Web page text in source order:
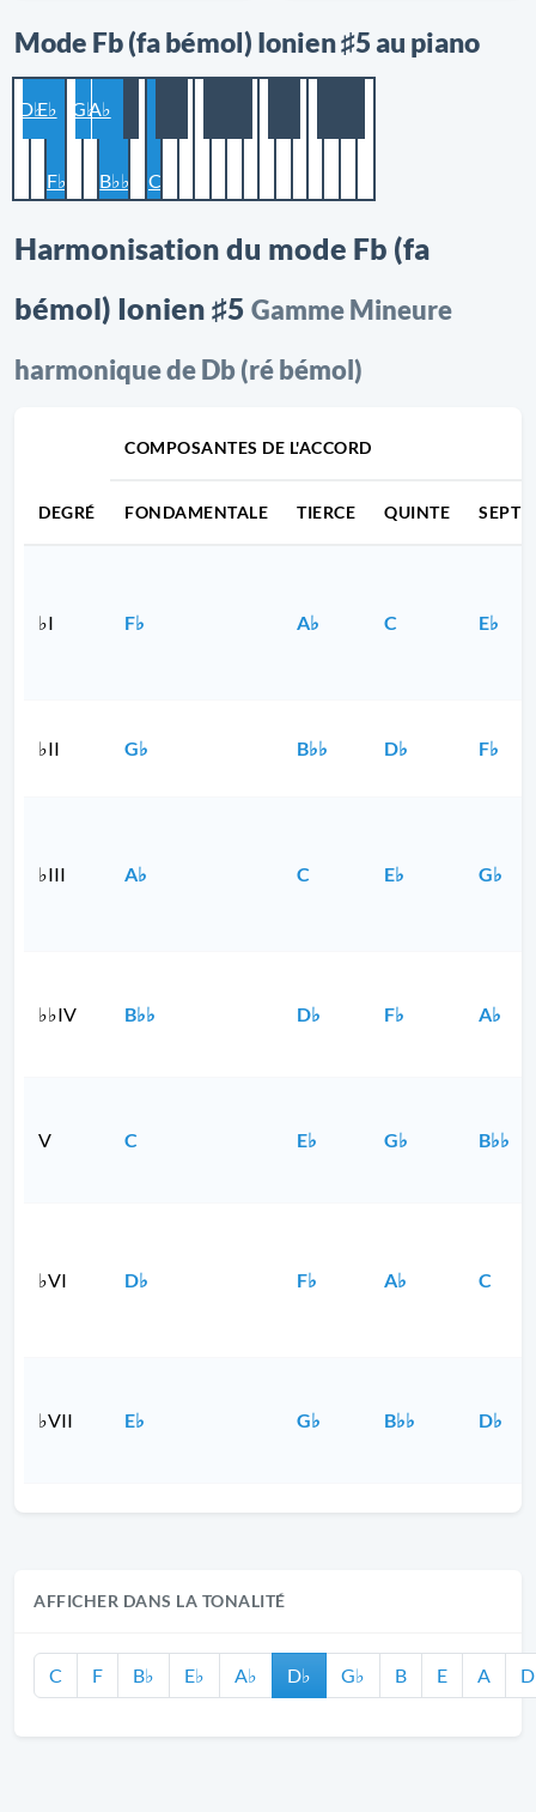
Mode Fb (fa bémol) Ionien ♯5 au piano
D♭E♭
F♭
G♭A♭
B♭♭ C
Harmonisation du mode Fb (fa
bémol) Ionien ♯5 Gamme Mineure
harmonique de Db (ré bémol)
DEGRÉ
COMPOSANTES DE L'ACCORD
FONDAMENTALE TIERCE QUINTE
♭I F♭ A♭ C E♭
♭II G♭ B♭♭ D♭ F♭
♭III A♭ C E♭ G♭
♭♭IV B♭♭ D♭ F♭ A♭
V C E♭ G♭ B♭♭
♭VI D♭ F♭ A♭ C
♭VII E♭ G♭ B♭♭ D♭
AFFICHER DANS LA TONALITÉ
C F B♭ E♭ A♭ D♭ G♭ B E A D